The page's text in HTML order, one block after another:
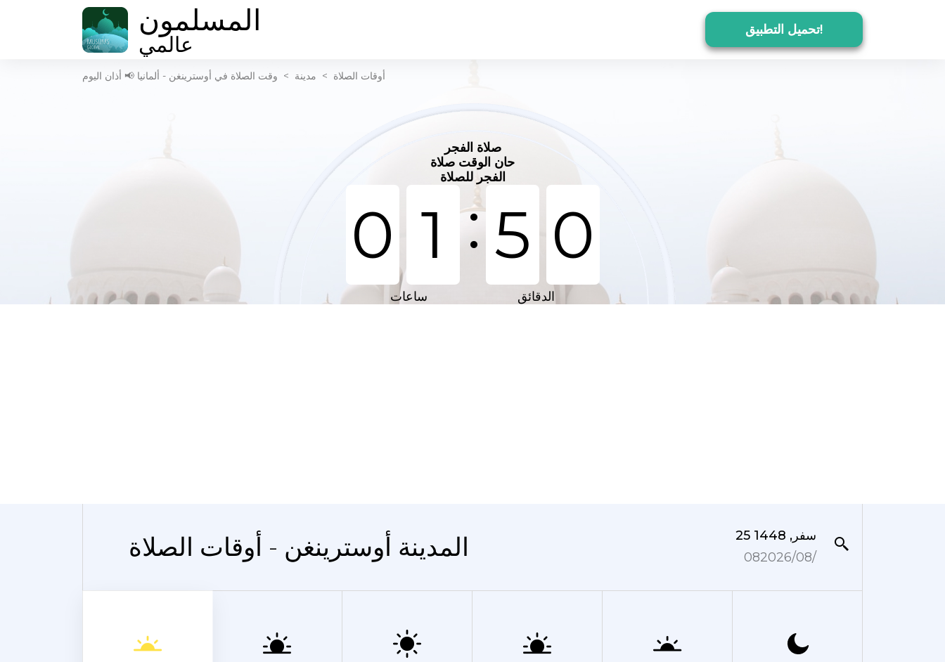
المسلمون
عالمي تحميل التطبيق!
أوقات الصلاة > مدينة > وقت الصلاة في أوسترينغن - ألمانيا 📢 أذان اليوم
صلاة الفجر
حان الوقت صلاة
الفجر للصلاة
0 1 :5 0
ساعات الدقائق
المدينة أوسترينغن - أوقات الصلاة
25 سفر, 1448
08‏/08‏/2026